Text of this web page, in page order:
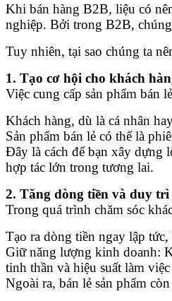
Khi bán hàng B2B, liệu có
nghiệp. Bởi trong B2B,
Tuy nhiên, tại sao chúng ta
1. Tạo cơ hội cho khách
Việc cung cấp sản phẩm bán
Khách hàng, dù là cá nhân
Sản phẩm bán lẻ có thể là
Đây là cách để bạn xây dựng
hợp tác lớn trong tương lai.
2. Tăng dòng tiền và duy
Trong quá trình chăm sóc
Tạo ra dòng tiền ngay lập
Giữ năng lượng kinh doanh:
tinh thần và hiệu suất làm việc
Ngoài ra, bán lẻ sản phẩm